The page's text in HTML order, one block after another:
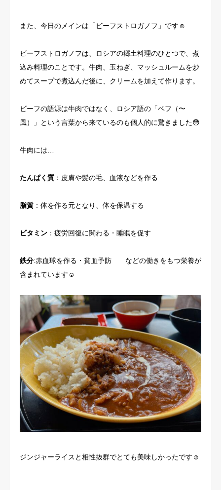
また、今日のメインは「ビーフストロガノフ」です☺
ビーフストロガノフは、ロシアの郷土料理のひとつで、煮
込み料理のことです。牛肉、玉ねぎ、マッシュルームを炒
めてスープで煮込んだ後に、クリームを加えて作ります。
ビーフの語源は牛肉ではなく、ロシア語の「ベフ（〜
風）」という言葉から来ているのも個人的に驚きました😳
牛肉には…
たんぱく質 ：皮膚や髪の毛、血液などを作る
脂質 ：体を作る元となり、体を保温する
ビタミン ：疲労回復に関わる・睡眠を促す
鉄分:赤血球を作る・貧血予防 などの働きをもつ栄養が
含まれています☺
ジンジャーライスと相性抜群でとても美味しかったです☺